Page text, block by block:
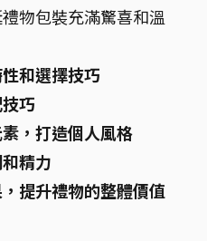
物包裝充滿驚喜和溫
和選擇技巧
巧
，打造個人風格
精力
提升禮物的整體價值